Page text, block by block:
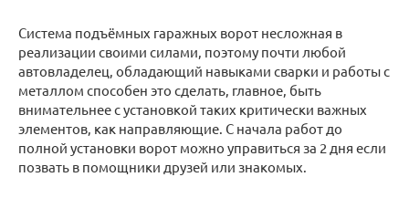
Система подъёмных гаражных ворот несложная в
реализации своими силами, поэтому почти любой
автовладелец, обладающий навыками сварки и работы с
металлом способен это сделать, главное, быть
внимательнее с установкой таких критически важных
элементов, как направляющие. С начала работ до
полной установки ворот можно управиться за 2 дня если
позвать в помощники друзей или знакомых.